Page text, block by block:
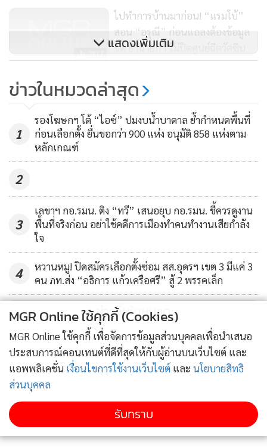
เลือกแคนดิเดตนายกฯ คนใหม่ กับหวังให้มีการยุบสภา เพราะ
พรรคไทยสร้างไทยเพิ่งตั้งขึ้นมาใหม่จะได้มี ส.ส.เข้าสภาในการ
เลือกตั้งสมัยหน้าอย่างนั้นใช่ไหม คุณหญิงจึงปั่นกระแสบิดเบือน
การเมืองส่วนตน โดยไม่สนใจที่จะลงมือช่วยกันแก้ไขความเดือด
ร้อนของประชาชน ประชาชนจะเป็นจะตายช่างปะไร ขอเพียงให้
ตนเองได้มีอำนาจอย่างนั้นใช่ไหม
นักการเมืองคนที่จงใจบิดเบือนปั่นกระแสทำลายบ้านเมือง
เล่นการเมืองบนความทุกข์ยากของประชาชนในยามวิกฤต ไม่
สมควรที่จะให้มีที่ยืนบนถนนการเมือง ต้องจดจำเขียนแปะติดฝา
บ้านไว้ อย่าให้ได้ผุดได้เกิดทางการเมืองอีกต่อไป ไม่ว่าจะเป็น
พรรคการเมืองหรือนักการเมืองหน้าไหนก็ตาม” นายเสกสกล
กล่าว
707
ไปทำการบ้านมาก่อน! “แรมโบ้”
สอน “อรุณี” ก่อนแถลงต้องข้อมูล
ชัด ย้ำนายกฯ ไม่ปิดศูนย์ฉีดวัคซีน
บางซื่อ
283
“แรมโบ้” ซัดเด็กเพื่อไทย พรรคตัว
เองเละตุ้มเป๊ะ ยังมีหน้ามากล่าวหา
คนอื่น
แสดงเพิ่มเติม
ข่าวในหมวดล่าสุด
1
รองโฆษกฯ โต้ “ไอซ์” ปมงบน้ำบาดาล ย้ำกำหนดพื้นที่
ก่อนเลือกตั้ง ยื่นขอกว่า 900 แห่ง อนุมัติ 858 แห่งตาม
หลักเกณฑ์
2
3
เลขาฯ กอ.รมน. ติง “ทวี” เสนอยุบ กอ.รมน. ชี้ควรดูงาน
พื้นที่จริงก่อน อย่าใช้คดีการเมืองทำคนทำงานเสียกำลัง
ใจ
4
หวานหมู! ปิดสมัครเลือกตั้งซ่อม สส.อุดรฯ เขต 3 มีแค่ 3
คน ภท.ส่ง “อธิการ แก้วเครือศรี” สู้ 2 พรรคเล็ก
ข่าวอื่นในหมวด
MGR Online ใช้คุกกี้ (Cookies)
MGR Online ใช้คุกกี้ เพื่อจัดการข้อมูลส่วนบุคคลเพื่อนำเสนอ
ประสบการณ์คอนเทนต์ที่ดีที่สุดให้กับผู้อ่านบนเว็บไซต์ และ
แอพพลิเคชั่น เงื่อนไขการใช้งานเว็บไซต์ และ นโยบายสิทธิ
ส่วนบุคคล
รับทราบ